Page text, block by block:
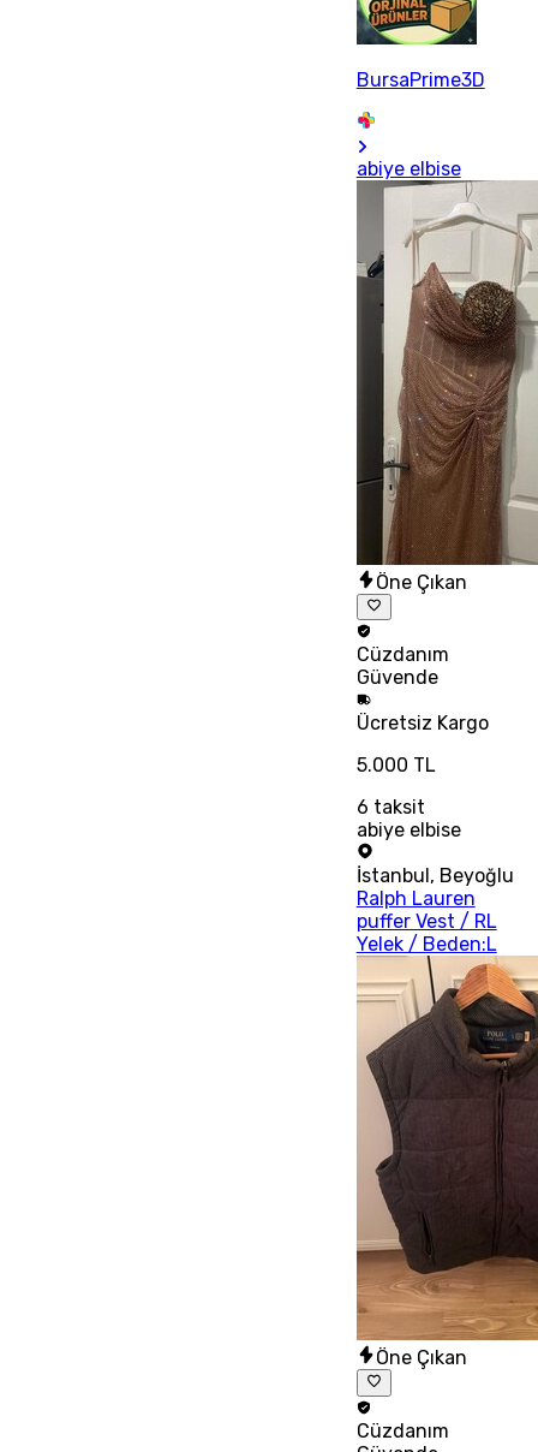
BursaPrime3D
abiye elbise
Öne Çıkan
Cüzdanım
Güvende
Ücretsiz Kargo
5.000 TL
6 taksit
abiye elbise
İstanbul , Beyoğlu
Ralph Lauren
puffer Vest / RL
Yelek / Beden:L
Öne Çıkan
Cüzdanım